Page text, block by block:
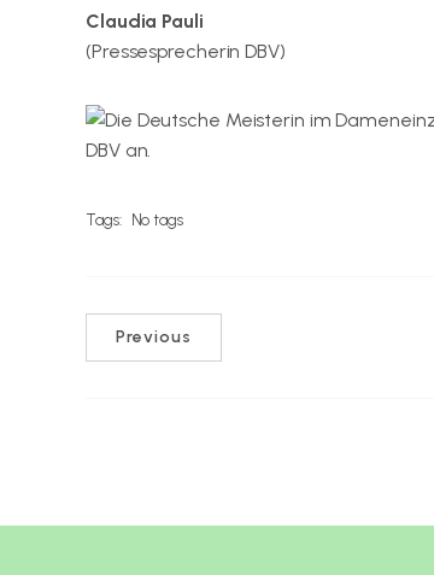
Claudia Pauli
(Pressesprecherin DBV)
Tags: No tags
Previous